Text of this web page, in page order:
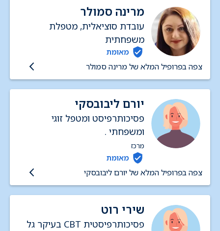
מרינה סמולר
עובדת סוציאלית, מטפלת
משפחתית
מאומת
צפה בפרופיל המלא של מרינה סמולר
יורם ליבובסקי
פסיכותרפיסט ומטפל זוגי
ומשפחתי .
מרכז
מאומת
צפה בפרופיל המלא של יורם ליבובסקי
שירי רוט
פסיכותרפיסטית CBT בעיקר גל